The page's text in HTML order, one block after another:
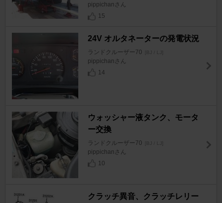
pippichanさん
15
24V オルタネーターの発電状況
ランドクルーザー70 [BJ / LJ]
pippichanさん
14
ウォッシャー液タンク、モータ
ー交換
ランドクルーザー70 [BJ / LJ]
pippichanさん
10
クラッチ異音、クラッチレリー